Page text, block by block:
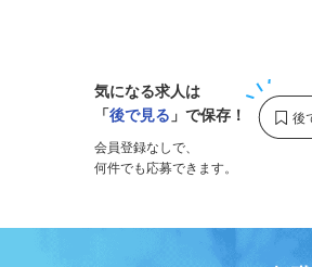
気になる求人は
「後で見る 」で保存！
会員登録なしで、
何件でも応募できます。